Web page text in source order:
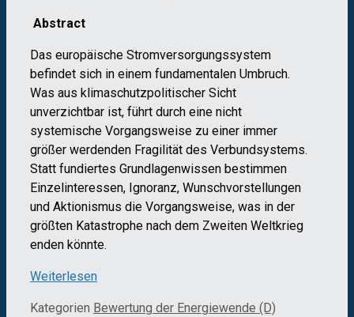
Abstract
Das europäische Stromversorgungssystem
befindet sich in einem fundamentalen Umbruch.
Was aus klimaschutzpolitischer Sicht
unverzichtbar ist, führt durch eine nicht
systemische Vorgangsweise zu einer immer
größer werdenden Fragilität des Verbundsystems.
Statt fundiertes Grundlagenwissen bestimmen
Einzelinteressen, Ignoranz, Wunschvorstellungen
und Aktionismus die Vorgangsweise, was in der
größten Katastrophe nach dem Zweiten Weltkrieg
enden könnte.
Weiterlesen
Kategorien Bewertung der Energiewende (D)